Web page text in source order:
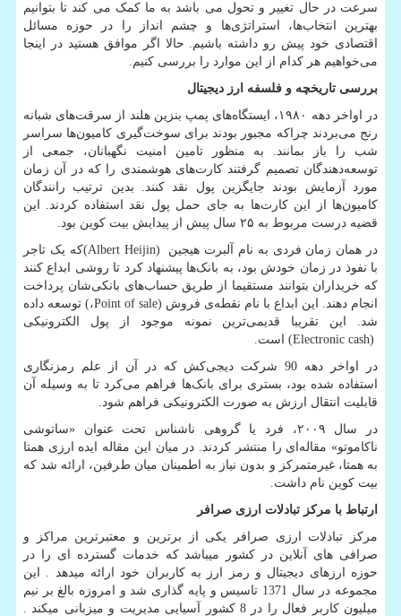
سرعت در حال تغییر و تحول می باشد به ما کمک می کند تا بتوانیم
بهترین انتخاب‌ها، استراتژی‌ها و چشم انداز را در حوزه مسائل
اقتصادی خود پیش رو داشته باشیم. حالا اگر موافق هستید در اینجا
می‌خواهیم هر کدام از این موارد را بررسی کنیم.
بررسی تاریخچه و فلسفه ارز دیجیتال
در اواخر دهه‌ ۱۹۸۰، ایستگاه‌های پمپ بنزین هلند از سرقت‌های شبانه
رنج می‌بردند چراکه مجبور بودند برای سوخت‌گیری کامیون‌ها سراسر
شب را باز بمانند. به منظور تامین امنیت نگهبانان، جمعی از
توسعه‌دهندگان تصمیم گرفتند کارت‌های هوشمندی را که در آن زمان
مورد آزمایش بودند جایگزین پول نقد کنند. بدین ترتیب رانندگان
کامیون‌ها از این کارت‌ها به جای حمل پول نقد استفاده کردند. این
قضیه درست مربوط به ۲۵ سال پیش از پیدایش بیت کوین بود.
در همان زمان فردی به نام آلبرت هیجین (Albert Heijin)که یک تاجر
با نفوذ در زمان خودش بود، به بانک‌ها پیشنهاد کرد تا روشی ابداع کنند
که خریداران بتوانند مستقیما از طریق حساب‌های بانکی‌شان پرداخت
انجام دهند. این ابداع با نام نقطه‌ی فروش Point of sale)،( توسعه داده
شد. این تقریبا قدیمی‌ترین نمونه موجود از پول الکترونیکی
(Electronic cash) است.
در اواخر دهه 90 شرکت دیجی‌کش که در آن از علم رمزنگاری
استفاده شده بود، بستری برای بانک‌ها فراهم می‌کرد تا به وسیله آن
قابلیت انتقال ارزش به صورت الکترونیکی فراهم شود.
در سال ۲۰۰۹، فرد یا گروهی ناشناس تحت عنوان «ساتوشی
ناکاموتو» مقاله‌ای را منتشر کردند. در میان این مقاله ایده ارزی همتا
به همتا، غیرمتمرکز و بدون نیاز به اطمینان میان طرفین، ارائه شد که
بیت کوین نام داشت.
ارتباط با مرکز تبادلات ارزی صرافر
مرکز تبادلات ارزی صرافر یکی از برترین و معتبرترین مراکز و
صرافی های آنلاین در کشور میباشد که خدمات گسترده ای را در
حوزه ارزهای دیجیتال و رمز ارز به کاربران خود ارائه میدهد . این
مجموعه در سال 1371 تاسیس و پایه گذاری شد و امروزه بالغ بر نیم
میلیون کاربر فعال را در 8 کشور آسیایی مدیریت و میزبانی میکند .